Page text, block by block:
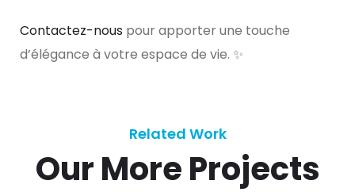
Contactez-nous pour apporter une touche
d’élégance à votre espace de vie. ✨​
Related Work
Our More Projects